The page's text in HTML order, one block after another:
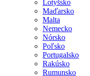
Lotyšsko
Maďarsko
Malta
Nemecko
Nórsko
Poľsko
Portugalsko
Rakúsko
Rumunsko